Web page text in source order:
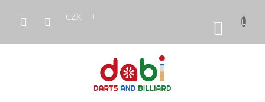
obsah
CZK
KOŠÍK